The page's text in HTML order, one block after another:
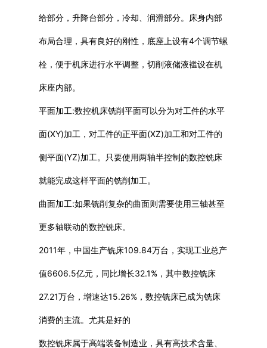
给部分，升降台部分，冷却、润滑部分。床身内部
布局合理，具有良好的刚性，底座上设有4个调节螺
栓，便于机床进行水平调整，切削液储液褴设在机
床座内部。
平面加工:数控机床铣削平面可以分为对工件的水平
面(XY)加工，对工件的正平面(XZ)加工和对工件的
侧平面(YZ)加工。只要使用两轴半控制的数控铣床
就能完成这样平面的铣削加工。
曲面加工:如果铣削复杂的曲面则需要使用三轴甚至
更多轴联动的数控铣床。
2011年，中国生产铣床109.84万台，实现工业总产
值6606.5亿元，同比增长32.1%，其中数控铣床
27.21万台，增速达15.26%，数控铣床已成为铣床
消费的主流。尤其是好的
数控铣床属于高端装备制造业，具有高技术含量、